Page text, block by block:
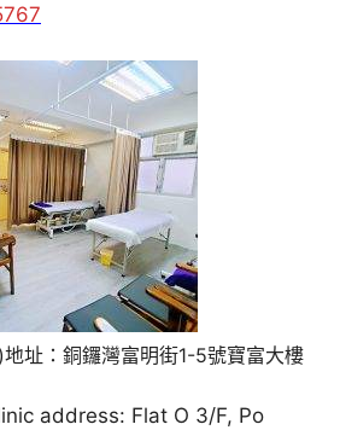
址：銅鑼灣富明街1-5號寶富大樓
address: Flat O 3/F, Po